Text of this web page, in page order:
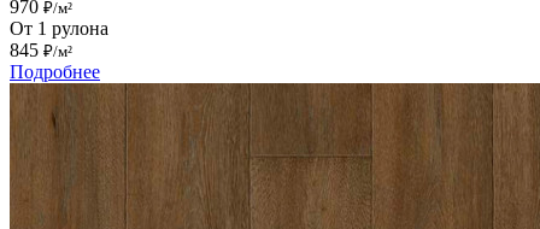
970 ₽/м²
От 1 рулона
845 ₽/м²
Подробнее